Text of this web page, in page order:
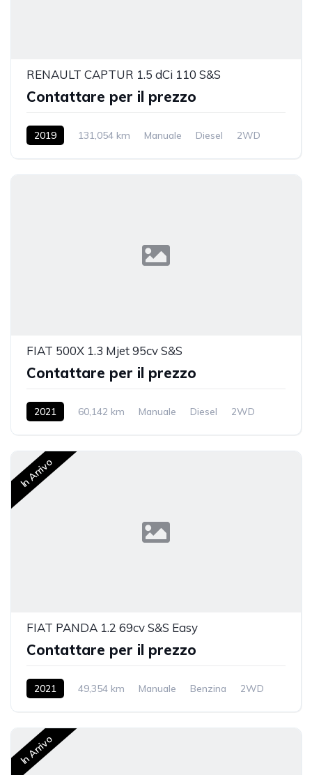
RENAULT CAPTUR 1.5 dCi 110 S&S
Contattare per il prezzo
2019 131,054 km Manuale Diesel 2WD
FIAT 500X 1.3 Mjet 95cv S&S
Contattare per il prezzo
2021 60,142 km Manuale Diesel 2WD
In Arrivo
FIAT PANDA 1.2 69cv S&S Easy
Contattare per il prezzo
2021 49,354 km Manuale Benzina 2WD
In Arrivo